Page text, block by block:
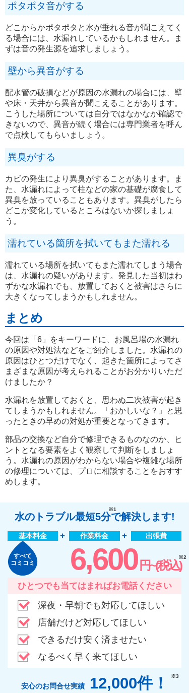
ポタポタ音がする
どこからかポタポタと水が垂れる音が聞こえてく
る場合には、水漏れしているかもしれません。ま
ずは音の発生源を追求しましょう。
壁から異音がする
配水管の破損などが原因の水漏れの場合には、壁
や床・天井から異音が聞こえることがあります。
こうした場所については自分ではなかなか確認で
きないので、異音が続く場合には専門業者を呼ん
で点検してもらいましょう。
異臭がする
カビの発生により異臭がすることがあります。ま
た、水漏れによって柱などの家の基礎が腐食して
異臭を放っていることもあります。異臭がしたら
どこか変化しているところはないか探しましょ
う。
濡れている箇所を拭いてもまた濡れる
濡れている場所を拭いてもまた濡れてしまう場合
は、水漏れの疑いがあります。発見した当初はわ
ずかな水漏れでも、放置しておくと被害はさらに
大きくなってしまうかもしれません。
まとめ
今回は「6」をキーワードに、お風呂場の水漏れ
の原因や対処法などをご紹介しました。水漏れの
原因はひとつだけでなく、起きた箇所によってさ
まざまな原因が考えられることがお分かりいただ
けましたか？
水漏れを放置しておくと、思わぬ二次被害が起き
てしまうかもしれません。「おかしいな？」と思
ったときの早めの対処が重要となってきます。
部品の交換など自分で修理できるものなのか、ヒ
ントとなる要素をよく観察して判断をしましょ
う。水漏れの原因がわからない場合や複雑な場所
の修理については、プロに相談することをおすす
めします。
水のトラブル最短5分
※1
で解決します!
基本料金 作業料金 出張費
すべて
コミコミ
6,600 円~(税込)
※2
ひとつでも当てはまればお電話ください
深夜・早朝でも対応してほしい
店舗だけど対応してほしい
できるだけ安く済ませたい
なるべく早く来てほしい
安心のお問合せ実績 12,000件！ ※3